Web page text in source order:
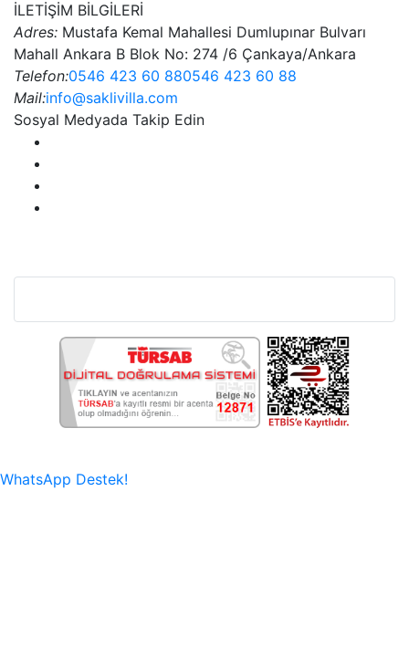
İLETİŞİM BİLGİLERİ
Adres: Mustafa Kemal Mahallesi Dumlupınar Bulvarı
Mahall Ankara B Blok No: 274 /6 Çankaya/Ankara
Telefon:0546 423 60 880546 423 60 88
Mail:info@saklivilla.com
Sosyal Medyada Takip Edin
WhatsApp Destek!